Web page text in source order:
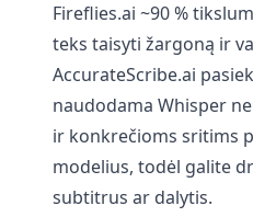
Fireflies.ai ~90 %
teks taisyti žargoną ir
AccurateScribe.ai
naudodama Whisper
ir konkrečioms sritims
modelius, todėl galite
subtitrus ar dalytis.